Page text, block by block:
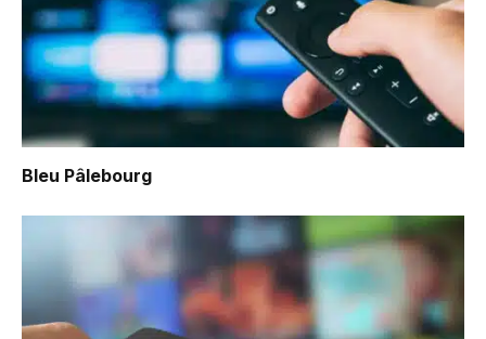
Bleu Pâlebourg